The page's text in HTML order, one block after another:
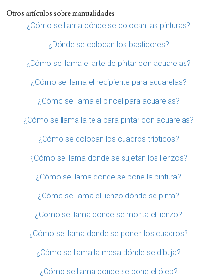
Otros artículos sobre manualidades
¿Cómo se llama dónde se colocan las pinturas?
¿Dónde se colocan los bastidores?
¿Cómo se llama el arte de pintar con acuarelas?
¿Cómo se llama el recipiente para acuarelas?
¿Cómo se llama el pincel para acuarelas?
¿Cómo se llama la tela para pintar con acuarelas?
¿Cómo se colocan los cuadros trípticos?
¿Cómo se llama donde se sujetan los lienzos?
¿Cómo se llama donde se pone la pintura?
¿Cómo se llama el lienzo dónde se pinta?
¿Cómo se llama donde se monta el lienzo?
¿Cómo se llama donde se ponen los cuadros?
¿Cómo se llama la mesa dónde se dibuja?
¿Cómo se llama donde se pone el óleo?